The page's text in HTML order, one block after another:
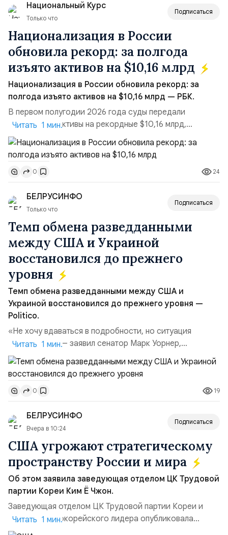
Национальный Курс
Только что
Подписаться
Национализация в России
обновила рекорд: за полгода
изъято активов на $10,16 млрд
Национализация в России обновила рекорд: за
полгода изъято активов на $10,16 млрд — РБК.
В первом полугодии 2026 года суды передали
государству активы на рекордные $10,16 млрд,
подсчитали аналитики AK&M. Это в 2,5 раза больше,
чем за аналогичный период 2025 года ($3,95 млрд).
Всего зафиксировано 15 национализационных
транзакций, которые обеспечили 42,2% денежного
объёма всего российского рынка слияний и
поглощений. Крупнейшей ...
Читать 1 мин.
0 24
БЕЛРУСИНФО
Только что
Подписаться
Темп обмена разведданными
между США и Украиной
восстановился до прежнего
уровня
Темп обмена разведданными между США и
Украиной восстановился до прежнего уровня —
Politico.
«Не хочу вдаваться в подробности, но ситуация
улучшилась», — заявил сенатор Марк Уорнер,
высокопоставленный член комитета по разведке,
добавив, что использование Украиной беспилотников и
ракет большой дальности позволило ей наносить
удары вглубь российской территории и укрепило её
позиции.Сотрудничество со стороны США стало
ключом к позитивному пов...
Читать 1 мин.
0 19
БЕЛРУСИНФО
Вчера в 10:24
Подписаться
США угрожают стратегическому
пространству России и мира
Об этом заявила заведующая отделом ЦК Трудовой
партии Кореи Ким Ё Чжон.
Заведующая отделом ЦК Трудовой партии Кореи и
сестра северокорейского лидера опубликовала
заявление для прессы в ответ на проведение Токио
Читать 1 мин.